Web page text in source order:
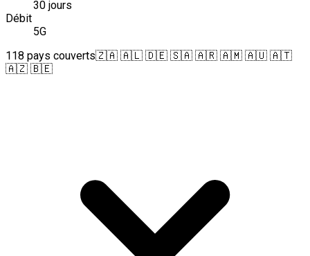
30 jours
Débit
5G
118 pays couverts🇿🇦 🇦🇱 🇩🇪 🇸🇦 🇦🇷 🇦🇲 🇦🇺 🇦🇹
🇦🇿 🇧🇪